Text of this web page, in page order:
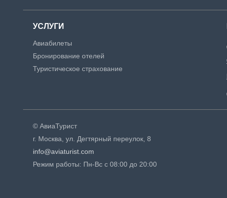
УСЛУГИ
Авиабилеты
Бронирование отелей
Туристическое страхование
© АвиаТурист
г. Москва, ул. Дегтярный переулок, 8
info@aviaturist.com
Режим работы: Пн-Вс с 08:00 до 20:00